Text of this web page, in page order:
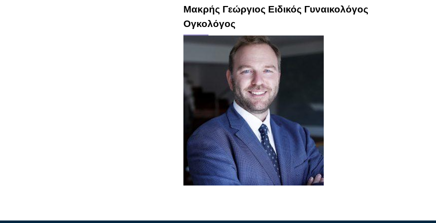
Μακρής Γεώργιος Ειδικός Γυναικολόγος
Ογκολόγος